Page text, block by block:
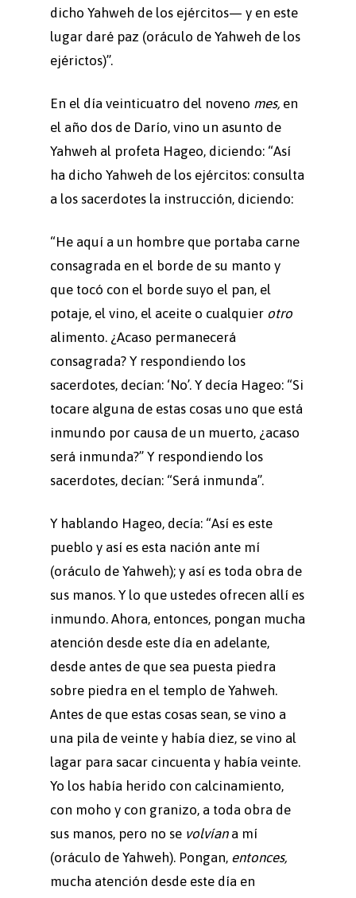
dicho Yahweh de los ejércitos— y en este
lugar daré paz (oráculo de Yahweh de los
ejérictos)”.
En el día veinticuatro del noveno mes, en
el año dos de Darío, vino un asunto de
Yahweh al profeta Hageo, diciendo: “Así
ha dicho Yahweh de los ejércitos: consulta
a los sacerdotes la instrucción, diciendo:
“He aquí a un hombre que portaba carne
consagrada en el borde de su manto y
que tocó con el borde suyo el pan, el
potaje, el vino, el aceite o cualquier otro
alimento. ¿Acaso permanecerá
consagrada? Y respondiendo los
sacerdotes, decían: ‘No’. Y decía Hageo: “Si
tocare alguna de estas cosas uno que está
inmundo por causa de un muerto, ¿acaso
será inmunda?” Y respondiendo los
sacerdotes, decían: “Será inmunda”.
Y hablando Hageo, decía: “Así es este
pueblo y así es esta nación ante mí
(oráculo de Yahweh); y así es toda obra de
sus manos. Y lo que ustedes ofrecen allí es
inmundo. Ahora, entonces, pongan mucha
atención desde este día en adelante,
desde antes de que sea puesta piedra
sobre piedra en el templo de Yahweh.
Antes de que estas cosas sean, se vino a
una pila de veinte y había diez, se vino al
lagar para sacar cincuenta y había veinte.
Yo los había herido con calcinamiento,
con moho y con granizo, a toda obra de
sus manos, pero no se volvían a mí
(oráculo de Yahweh). Pongan, entonces,
mucha atención desde este día en